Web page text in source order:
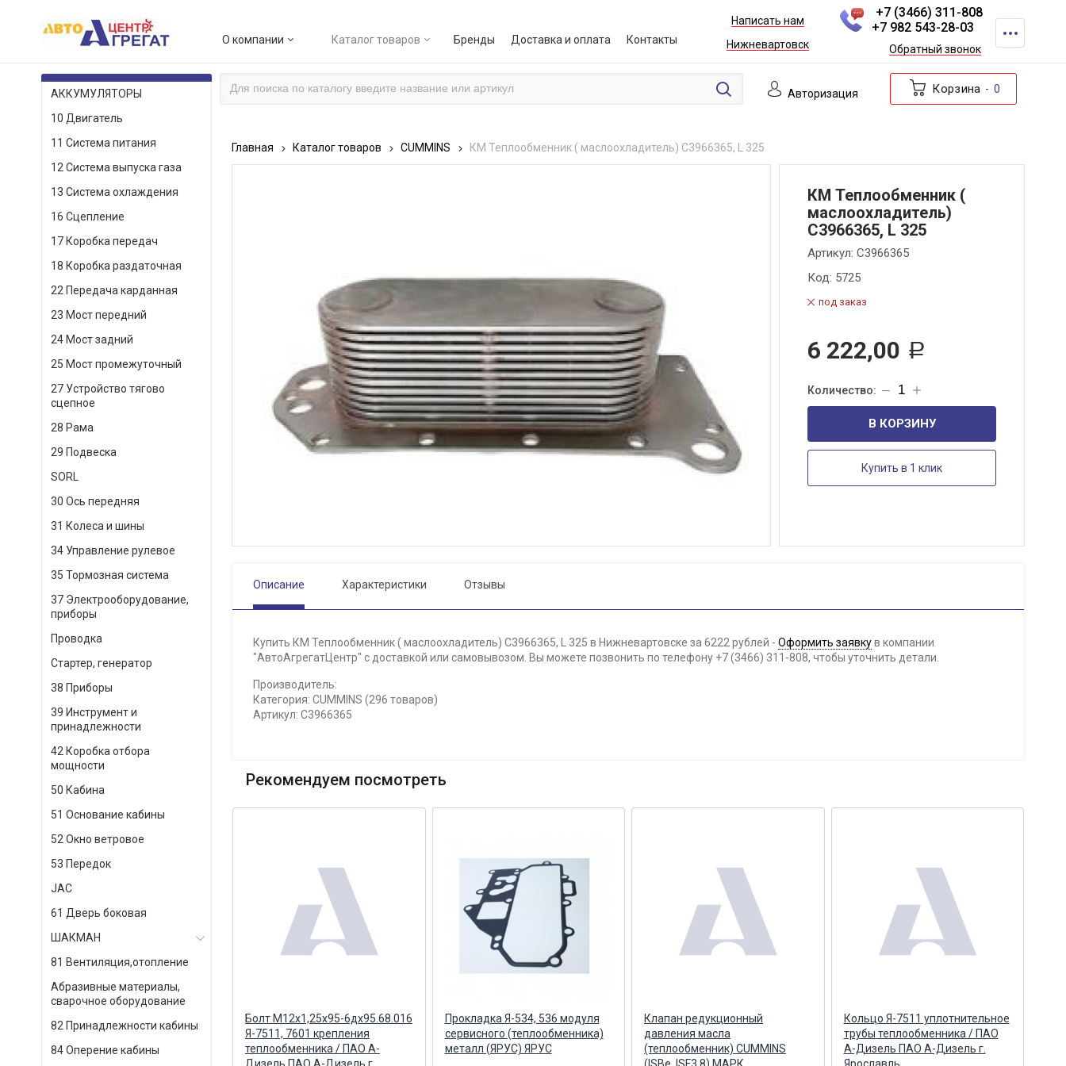
О компании Каталог товаров Бренды Доставка и оплата Контакты
Написать нам
Нижневартовск
+7 (3466) 311-808
+7 982 543-28-03
Обратный звонок
КАТАЛОГ ТОВАРОВ Авторизация Корзина 0
АККУМУЛЯТОРЫ
10 Двигатель
11 Система питания
12 Система выпуска газа
13 Система охлаждения
16 Сцепление
17 Коробка передач
18 Коробка раздаточная
22 Передача карданная
23 Мост передний
24 Мост задний
25 Мост промежуточный
27 Устройство тягово
сцепное
28 Рама
29 Подвеска
SORL
30 Ось передняя
31 Колеса и шины
34 Управление рулевое
35 Тормозная система
37 Электрооборудование,
приборы
Проводка
Стартер, генератор
38 Приборы
39 Инструмент и
принадлежности
42 Коробка отбора
мощности
50 Кабина
51 Основание кабины
52 Окно ветровое
53 Передок
JAC
61 Дверь боковая
ШАКМАН
81 Вентиляция,отопление
Абразивные материалы,
сварочное оборудование
82 Принадлежности кабины
84 Оперение кабины
Главная Каталог товаров СUMMINS КМ Теплообменник ( маслоохладитель) С3966365, L 325
КМ Теплообменник (
маслоохладитель)
С3966365, L 325
Артикул: C3966365
Код: 5725
под заказ
6 222,00 Р
В КОРЗИНУ
Купить в 1 клик
Описание Характеристики Отзывы
Купить КМ Теплообменник ( маслоохладитель) С3966365, L 325 в Нижневартовске за 6222 рублей - Оформить заявкув компании
"АвтоАгрегатЦентр" с доставкой или самовывозом. Вы можете позвонить по телефону +7 (3466) 311-808, чтобы уточнить детали.
Производитель:
Категория: СUMMINS (296 товаров)
Артикул: C3966365
Рекомендуем посмотреть
Кольцо уплотнительное трубки
теплообменника (Строймаш)
СТРОЙМАШ АО, г. Чебоксары
Болт М12х1,25х95-6дх95.68.016
Я-7511, 7601 крепления
теплообменника / ПАО А-
Дизель ПАО А-Дизель г.
Прокладка Я-534, 536 модуля
сервисного (теплообменника)
металл (ЯРУС) ЯРУС
Клапан редукционный
давления масла
(теплообменник) СUMMINS
(ISBe, ISF3.8) МАРК
Кольцо Я-7511 уплотнительное
трубы теплообменника / ПАО
А-Дизель ПАО А-Дизель г.
Ярославль